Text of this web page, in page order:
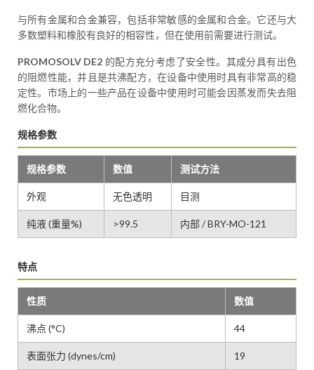
与所有金属和合金兼容，包括非常敏感的金属和合金。它还与大
多数塑料和橡胶有良好的相容性，但在使用前需要进行测试。
PROMOSOLV DE2 的配方充分考虑了安全性。其成分具有出色
的阻燃性能，并且是共沸配方，在设备中使用时具有非常高的稳
定性。市场上的一些产品在设备中使用时可能会因蒸发而失去阻
燃化合物。
规格参数
规格参数 数值 测试方法
外观 无色透明 目测
纯液 (重量%) >99.5 内部 / BRY-MO-121
特点
性质 数值
沸点 (°C) 44
表面张力 (dynes/cm) 19